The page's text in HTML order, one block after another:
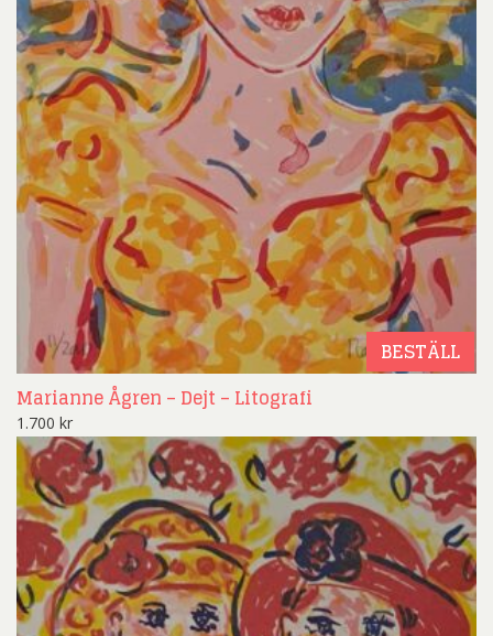
BESTÄLL
Marianne Ågren – Dejt – Litografi
1.700 kr